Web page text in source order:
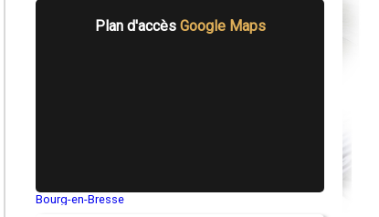
Plan d'accès Google Maps
Bourg-en-Bresse